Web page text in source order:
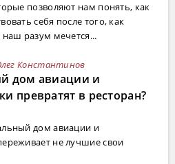
позволяют нам понять, как
себя после того, как
разум мечется...
Константинов
дом авиации и
превратят в ресторан?
дом авиации и
не лучшие свои